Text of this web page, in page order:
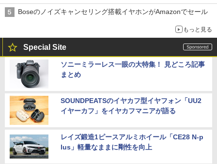
Boseのノイズキャンセリング搭載イヤホンがAmazonでセール
もっと見る
Special Site
ソニーミラーレス一眼の大特集！ 見どころ記事
まとめ
SOUNDPEATSのイヤカフ型イヤフォン「UU2
イヤーカフ」をイヤカフマニアが語る
レイズ鍛造1ピースアルミホイール「CE28 N-p
lus」軽量なままに剛性を向上